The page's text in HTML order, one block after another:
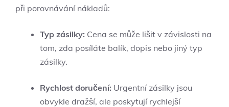
při porovnávání nákladů:
Typ zásilky: Cena se může lišit v závislosti na
tom, zda posíláte balík, dopis nebo jiný typ
zásilky.
Rychlost doručení: Urgentní zásilky jsou
obvykle dražší, ale poskytují rychlejší